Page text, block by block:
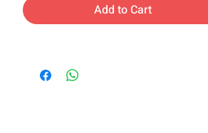
Add to Cart